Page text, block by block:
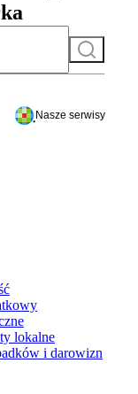
Szukaj
Nasze serwisy
lokalne
i darowizn